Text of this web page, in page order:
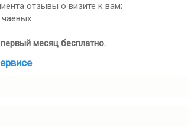
отзывы о визите к вам;
месяц бесплатно.